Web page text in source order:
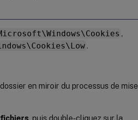
,
.
en miroir du processus de mise
, puis double-cliquez sur la